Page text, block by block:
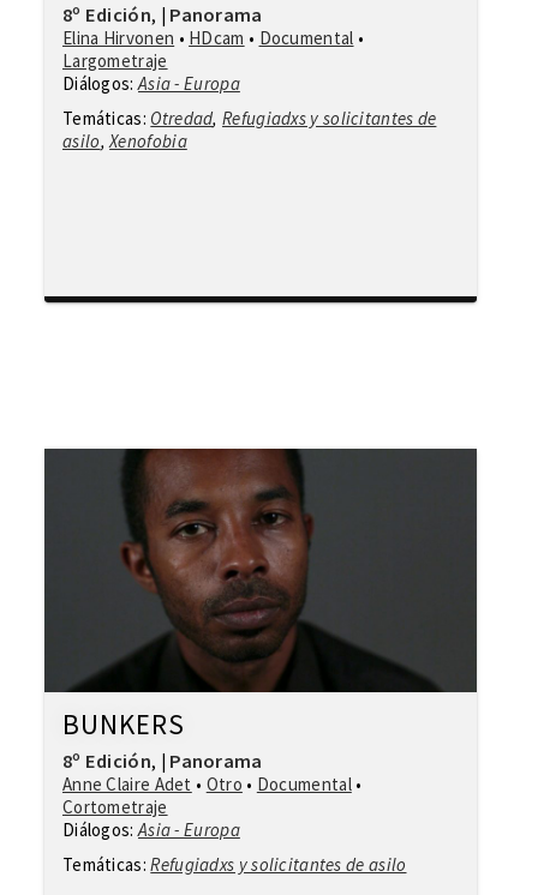
8º Edición, | Panorama
Elina Hirvonen • HDcam • Documental •
Largometraje
Diálogos:Asia - Europa
Temáticas: Otredad,Refugiadxs y solicitantes de
asilo,Xenofobia
BUNKERS
8º Edición, | Panorama
Anne Claire Adet • Otro • Documental•
Cortometraje
Diálogos:Asia - Europa
Temáticas: Refugiadxs y solicitantes de asilo